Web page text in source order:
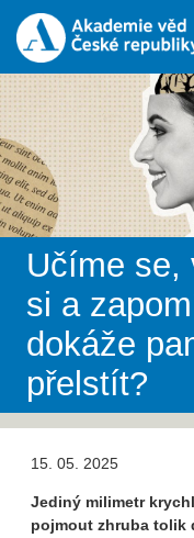
Učíme se,
si a
dokáže
přelstít?
15. 05. 2025
Jediný milimetr
pojmout zhruba tolik